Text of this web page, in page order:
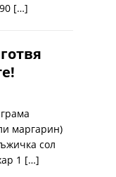
[…]
маргарин)
сол
1 […]